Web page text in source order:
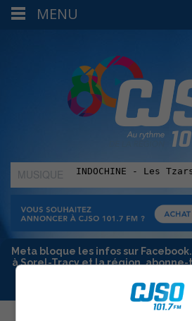
MUSIQUE
:
Meta bloque les infos sur
à Sorel-Tracy et la région,
MENU